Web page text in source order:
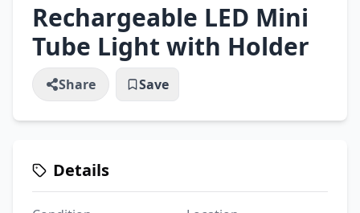
Rechargeable LED Mini
Tube Light with Holder
Share Save
Details